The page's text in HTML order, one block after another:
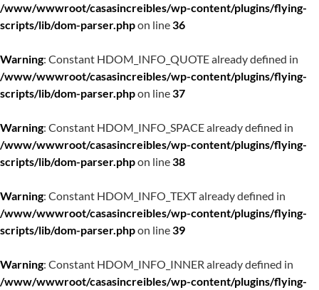
/www/wwwroot/casasincreibles/wp-content/plugins/flying-
scripts/lib/dom-parser.phpon line36
Warning: Constant HDOM_INFO_QUOTE already defined in
/www/wwwroot/casasincreibles/wp-content/plugins/flying-
scripts/lib/dom-parser.phpon line37
Warning: Constant HDOM_INFO_SPACE already defined in
/www/wwwroot/casasincreibles/wp-content/plugins/flying-
scripts/lib/dom-parser.phpon line38
Warning: Constant HDOM_INFO_TEXT already defined in
/www/wwwroot/casasincreibles/wp-content/plugins/flying-
scripts/lib/dom-parser.phpon line39
Warning: Constant HDOM_INFO_INNER already defined in
/www/wwwroot/casasincreibles/wp-content/plugins/flying-